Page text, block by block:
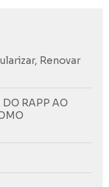
Renovar
DO RAPP AO